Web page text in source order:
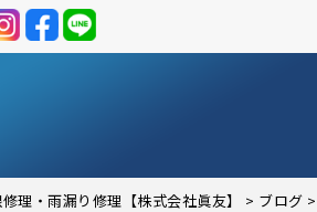
理・雨漏り修理【株式会社眞友】 > ブログ